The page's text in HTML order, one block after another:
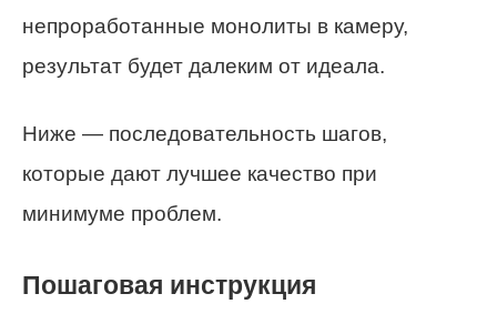
непроработанные монолиты в камеру,
результат будет далеким от идеала.
Ниже — последовательность шагов,
которые дают лучшее качество при
минимуме проблем.
Пошаговая инструкция